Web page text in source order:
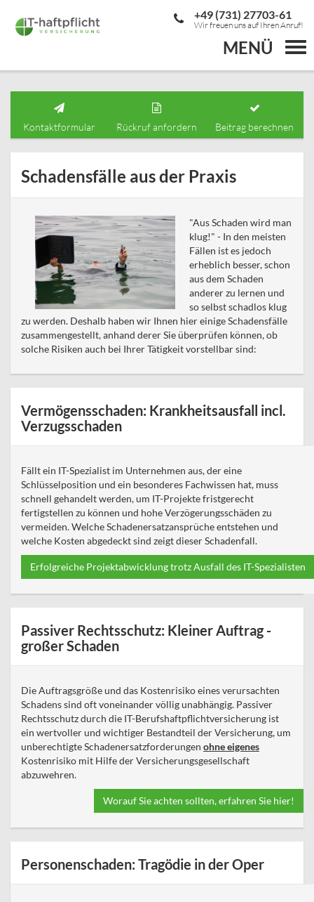
MENÜ
+49 (731) 27703-61
Wir freuen uns auf Ihren Anruf!
Kontaktformular Rückruf anfordern Beitrag berechnen
Schadensfälle aus der Praxis
"Aus Schaden wird man
klug!" - In den meisten
Fällen ist es jedoch
erheblich besser, schon
aus dem Schaden
anderer zu lernen und
so selbst schadlos klug
zu werden. Deshalb haben wir Ihnen hier einige Schadensfälle
zusammengestellt, anhand derer Sie überprüfen können, ob
solche Risiken auch bei Ihrer Tätigkeit vorstellbar sind:
Vermögensschaden: Krankheitsausfall incl.
Verzugsschaden
Fällt ein IT-Spezialist im Unternehmen aus, der eine
Schlüsselposition und ein besonderes Fachwissen hat, muss
schnell gehandelt werden, um IT-Projekte fristgerecht
fertigstellen zu können und hohe Verzögerungsschäden zu
vermeiden. Welche Schadenersatzansprüche entstehen und
welche Kosten abgedeckt sind zeigt dieser Schadenfall.
Erfolgreiche Projektabwicklung trotz Ausfall des IT-Spezialisten
Passiver Rechtsschutz: Kleiner Auftrag -
großer Schaden
Die Auftragsgröße und das Kostenrisiko eines verursachten
Schadens sind oft voneinander völlig unabhängig. Passiver
Rechtsschutz durch die IT-Berufshaftpflichtversicherung ist
ein wertvoller und wichtiger Bestandteil der Versicherung, um
unberechtigte Schadenersatzforderungen ohne eigenes
Kostenrisiko mit Hilfe der Versicherungsgesellschaft
abzuwehren.
Worauf Sie achten sollten, erfahren Sie hier!
Personenschaden: Tragödie in der Oper